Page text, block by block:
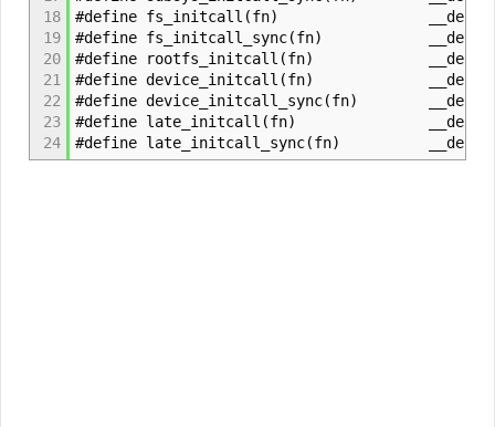
18
19
20
21
22
23
24
#define fs_initcall(fn)
#define fs_initcall_sync(fn)
#define rootfs_initcall(fn)
#define device_initcall(fn)
#define device_initcall_sync(fn)
#define late_initcall(fn)
#define late_initcall_sync(fn)